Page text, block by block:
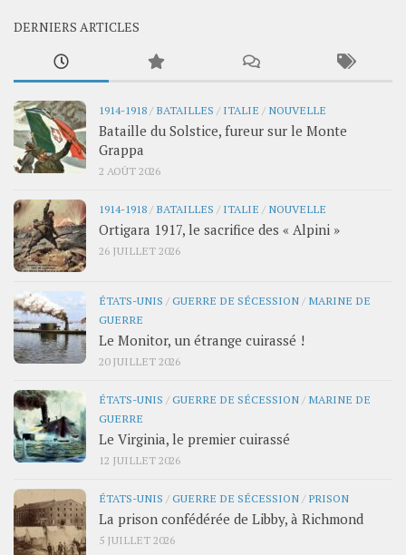
DERNIERS ARTICLES
1914-1918 / BATAILLES / ITALIE / NOUVELLE
Bataille du Solstice, fureur sur le Monte
Grappa
2 AOÛT 2026
1914-1918 / BATAILLES / ITALIE / NOUVELLE
Ortigara 1917, le sacrifice des « Alpini »
26 JUILLET 2026
ÉTATS-UNIS /GUERRE DE SÉCESSION / MARINE DE
GUERRE
Le Monitor, un étrange cuirassé !
20 JUILLET 2026
ÉTATS-UNIS /GUERRE DE SÉCESSION / MARINE DE
GUERRE
Le Virginia, le premier cuirassé
12 JUILLET 2026
ÉTATS-UNIS /GUERRE DE SÉCESSION / PRISON
La prison confédérée de Libby, à Richmond
5 JUILLET 2026